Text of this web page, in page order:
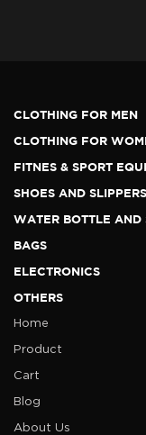
CLOTHING FOR MEN
CLOTHING FOR
FITNES & SPORT
SHOES AND SLIPPERS
WATER BOTTLE AND
BAGS
ELECTRONICS
OTHERS
Home
Product
Cart
Blog
About Us